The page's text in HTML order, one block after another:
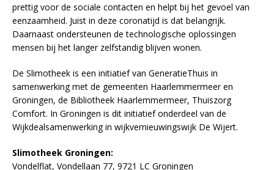
prettig voor de sociale contacten en helpt bij het gevoel van
eenzaamheid. Juist in deze coronatijd is dat belangrijk.
Daarnaast ondersteunen de technologische oplossingen
mensen bij het langer zelfstandig blijven wonen.
De Slimotheek is een initiatief van GeneratieThuis in
samenwerking met de gemeenten Haarlemmermeer en
Groningen, de Bibliotheek Haarlemmermeer, Thuiszorg
Comfort. In Groningen is dit initiatief onderdeel van de
Wijkdealsamenwerking in wijkvernieuwingswijk De Wijert.
Slimotheek Groningen:
Vondelflat, Vondellaan 77, 9721 LC Groningen